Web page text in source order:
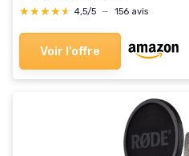
★★★★★
★★★★★ 4,5/5 — 156 avis
Voir l'offre